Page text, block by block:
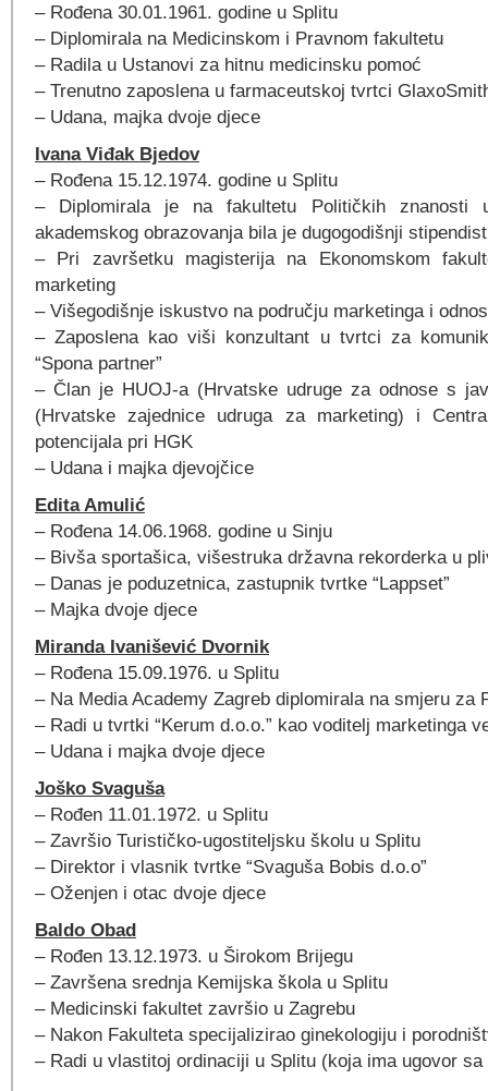
– Rođena 30.01.1961. godine u Splitu
– Diplomirala na Medicinskom i Pravnom fakultetu
– Radila u Ustanovi za hitnu medicinsku pomoć
– Trenutno zaposlena u farmaceutskoj tvrtci
– Udana, majka dvoje djece
Ivana Viđak Bjedov
– Rođena 15.12.1974. godine u Splitu
– Diplomirala je na fakultetu Političkih znanosti
akademskog obrazovanja bila je dugogodišnji stipendist
– Pri završetku magisterija na Ekonomskom
marketing
– Višegodišnje iskustvo na području marketinga i
– Zaposlena kao viši konzultant u tvrtci za
“Spona partner”
– Član je HUOJ-a (Hrvatske udruge za odnose s
(Hrvatske zajednice udruga za marketing) i
potencijala pri HGK
– Udana i majka djevojčice
Edita Amulić
– Rođena 14.06.1968. godine u Sinju
– Bivša sportašica, višestruka državna rekorderka u
– Danas je poduzetnica, zastupnik tvrtke “Lappset”
– Majka dvoje djece
Miranda Ivanišević Dvornik
– Rođena 15.09.1976. u Splitu
– Na Media Academy Zagreb diplomirala na smjeru za
– Radi u tvrtki “Kerum d.o.o.” kao voditelj marketinga
– Udana i majka dvoje djece
Joško Svaguša
– Rođen 11.01.1972. u Splitu
– Završio Turističko-ugostiteljsku školu u Splitu
– Direktor i vlasnik tvrtke “Svaguša Bobis d.o.o”
– Oženjen i otac dvoje djece
Baldo Obad
– Rođen 13.12.1973. u Širokom Brijegu
– Završena srednja Kemijska škola u Splitu
– Medicinski fakultet završio u Zagrebu
– Nakon Fakulteta specijalizirao ginekologiju i
– Radi u vlastitoj ordinaciji u Splitu (koja ima ugovor sa